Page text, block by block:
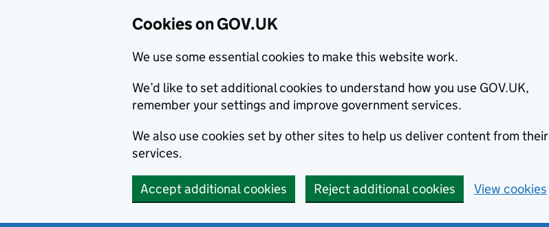
Cookies on GOV.UK
We use some essential cookies to make this website work.
We’d like to set additional cookies to understand how you use GOV.UK,
remember your settings and improve government services.
We also use cookies set by other sites to help us deliver content from their
services.
Accept additional cookies Reject additional cookies View cookies